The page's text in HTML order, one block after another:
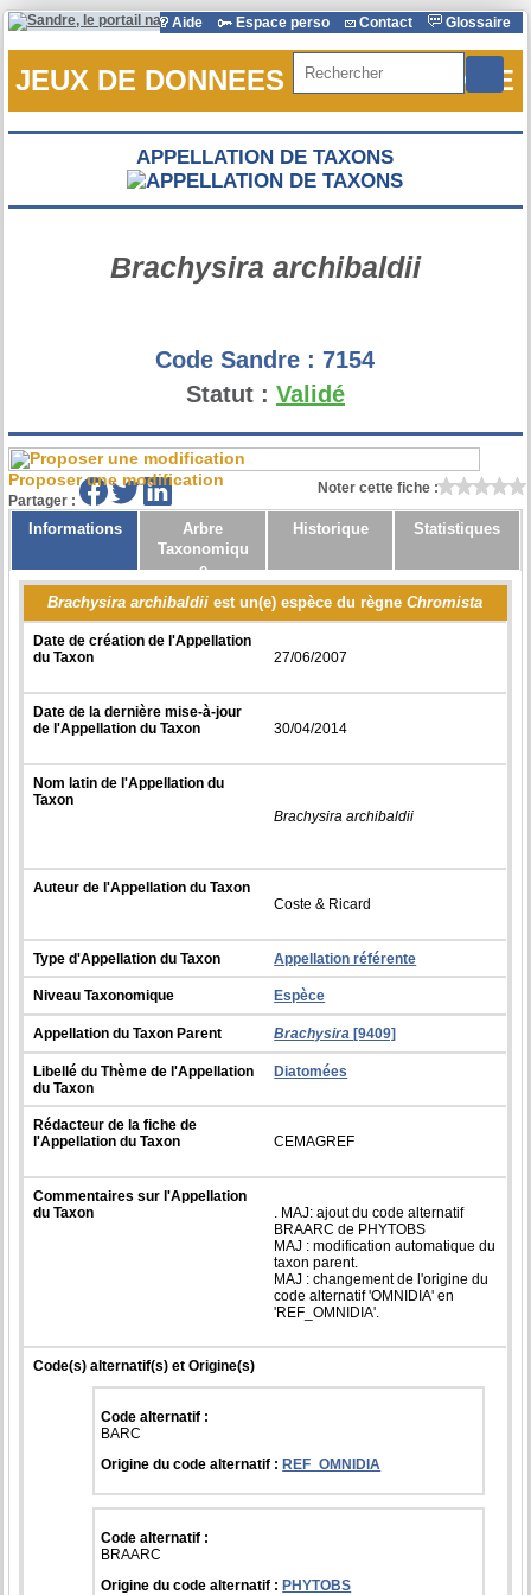
Aide Espace perso Contact Glossaire
Rechercher
JEUX DE DONNEES DE REFERENCE
APPELLATION DE TAXONS
Brachysira archibaldii
Code Sandre : 7154
Statut : Validé
Proposer une modification Noter cette fiche :
Partager :
Informations
Arbre
Taxonomiqu
e
Historique Statistiques
Brachysira archibaldiiest un(e) espèce du règneChromista
Date de création de l'Appellation
du Taxon
27/06/2007
Date de la dernière mise-à-jour
de l'Appellation du Taxon
30/04/2014
Nom latin de l'Appellation du
Taxon
Brachysira archibaldii
Auteur de l'Appellation du Taxon
Coste & Ricard
Type d'Appellation du Taxon Appellation référente
Niveau Taxonomique Espèce
Appellation du Taxon Parent Brachysira[9409]
Libellé du Thème de l'Appellation
du Taxon
Diatomées
Rédacteur de la fiche de
l'Appellation du Taxon
CEMAGREF
Commentaires sur l'Appellation
du Taxon
. MAJ: ajout du code alternatif
BRAARC de PHYTOBS
MAJ : modification automatique du
taxon parent.
MAJ : changement de l'origine du
code alternatif 'OMNIDIA' en
'REF_OMNIDIA'.
Code(s) alternatif(s) et Origine(s)
Code alternatif :
BARC
Origine du code alternatif :REF_OMNIDIA
Code alternatif :
BRAARC
Origine du code alternatif :PHYTOBS